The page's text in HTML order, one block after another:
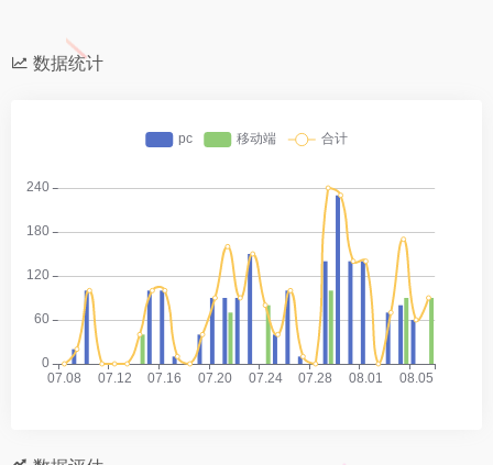
数据统计